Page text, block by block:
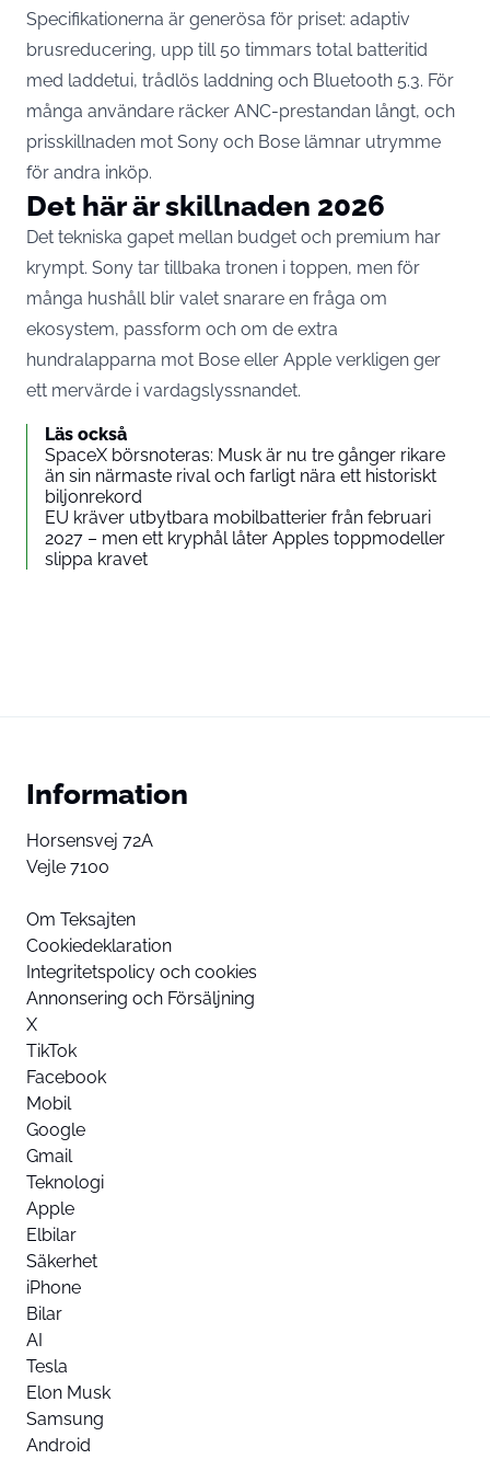
Specifikationerna är generösa för priset: adaptiv
brusreducering, upp till 50 timmars total batteritid
med laddetui, trådlös laddning och Bluetooth 5.3. För
många användare räcker ANC-prestandan långt, och
prisskillnaden mot Sony och Bose lämnar utrymme
för andra inköp.
Det här är skillnaden 2026
Det tekniska gapet mellan budget och premium har
krympt. Sony tar tillbaka tronen i toppen, men för
många hushåll blir valet snarare en fråga om
ekosystem, passform och om de extra
hundralapparna mot Bose eller Apple verkligen ger
ett mervärde i vardagslyssnandet.
Läs också
SpaceX börsnoteras: Musk är nu tre gånger rikare
än sin närmaste rival och farligt nära ett historiskt
biljonrekord
EU kräver utbytbara mobilbatterier från februari
2027 – men ett kryphål låter Apples toppmodeller
slippa kravet
Information
Horsensvej 72A
Vejle 7100
Om Teksajten
Cookiedeklaration
Integritetspolicy och cookies
Annonsering och Försäljning
X
TikTok
Facebook
Mobil
Google
Gmail
Teknologi
Apple
Elbilar
Säkerhet
iPhone
Bilar
AI
Tesla
Elon Musk
Samsung
Android